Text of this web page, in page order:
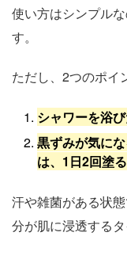
使い方はシンプル
す。
ただし、2つのポイ
シャワーを浴
黒ずみが気に
は、1日2回塗る
汗や雑菌がある状
分が肌に浸透する